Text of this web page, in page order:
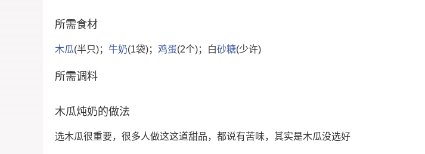
所需食材
木瓜(半只)； 牛奶(1袋)； 鸡蛋(2个)；白砂糖(少许)
所需调料
木瓜炖奶的做法
选木瓜很重要，很多人做这这道甜品，都说有苦味，其实是木瓜没选好